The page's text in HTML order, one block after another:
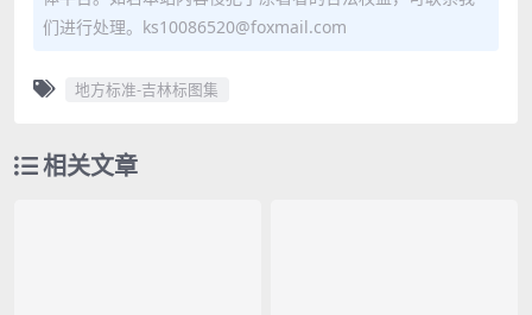
们进行处理。ks10086520@foxmail.com
地方标准-吉林标图集
相关文章